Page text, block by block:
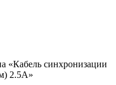
«Кабель синхронизации
2.5A»